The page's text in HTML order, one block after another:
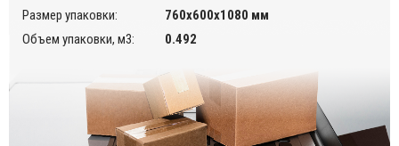
Размер упаковки:
760х600х1080 мм
Объем упаковки, м3:
0.492